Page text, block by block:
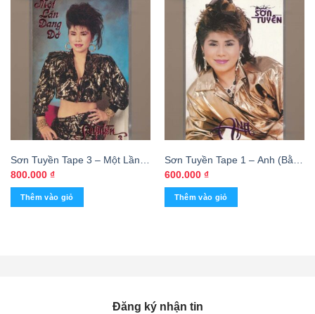
Sơn Tuyền Tape 3 – Một Lần
Dang Dở (KGTUS)
800.000 ₫
Thêm vào giỏ
Sơn Tuyền Tape 1 – Anh (Bằng
Đen) KGTUS
600.000 ₫
Thêm vào giỏ
Đăng ký nhận tin